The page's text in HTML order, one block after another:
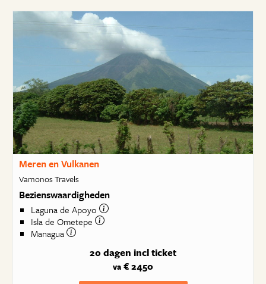
Meren en Vulkanen
Vamonos Travels
Bezienswaardigheden
Laguna de Apoyo
Isla de Ometepe
Managua
20 dagen incl ticket
va € 2450